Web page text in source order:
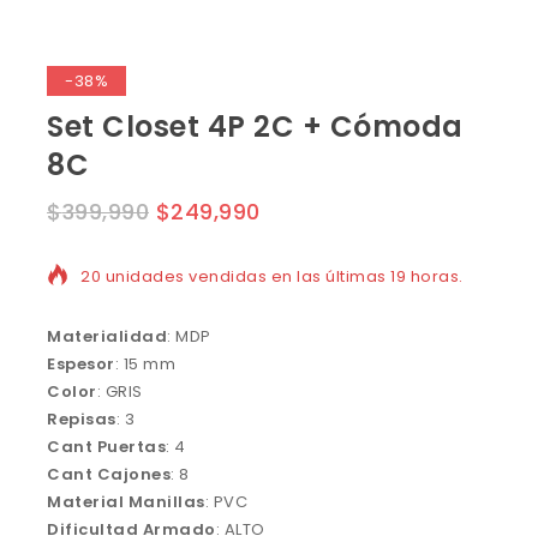
-38%
Set Closet 4P 2C + Cómoda
8C
$399,990 $249,990
20 unidades vendidas en las últimas 19 horas.
Materialidad: MDP
Espesor: 15 mm
Color: GRIS
Repisas: 3
Cant Puertas: 4
Cant Cajones: 8
Material Manillas: PVC
Dificultad Armado: ALTO